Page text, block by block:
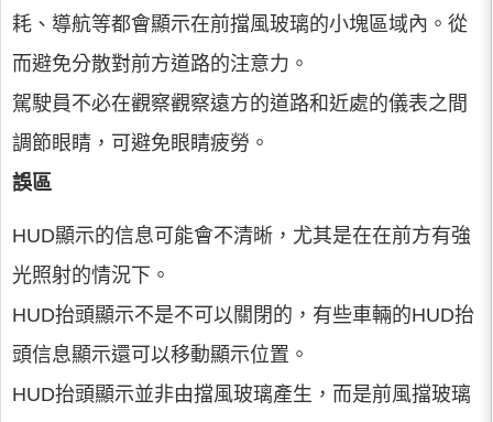
耗、導航等都會顯示在前擋風玻璃的小塊區域內。從
而避免分散對前方道路的注意力。
駕駛員不必在觀察觀察遠方的道路和近處的儀表之間
調節眼睛，可避免眼睛疲勞。
誤區
HUD顯示的信息可能會不清晰，尤其是在在前方有強
光照射的情況下。
HUD抬頭顯示不是不可以關閉的，有些車輛的HUD抬
頭信息顯示還可以移動顯示位置。
HUD抬頭顯示並非由擋風玻璃產生，而是前風擋玻璃